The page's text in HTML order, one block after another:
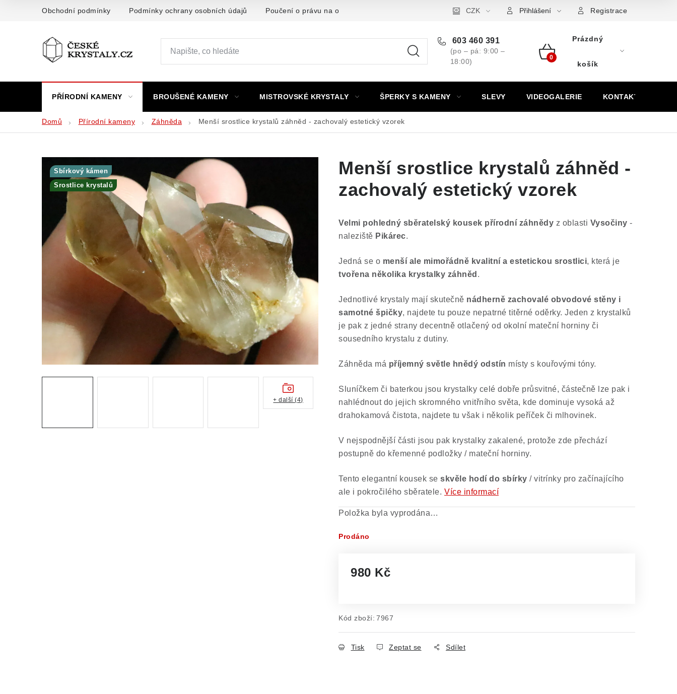
Obchodní podmínky Podmínky ochrany osobních údajů Poučení o právu na odstoupení od smlouvy Puncovní značky Výkup minerálů a drahých kamenů
CZK Přihlášení Registrace
603 460 391
(po – pá: 9:00 –
18:00)
Nákupní
Prázdný
košík
PŘÍRODNÍ KAMENY BROUŠENÉ KAMENY MISTROVSKÉ KRYSTALY ŠPERKY S KAMENY SLEVY VIDEOGALERIE KONTAKT
Domů Přírodní kameny Záhněda Menší srostlice krystalů záhněd - zachovalý estetický vzorek
Menší srostlice krystalů záhněd -
zachovalý estetický vzorek
Velmi pohledný sběratelský kousek přírodní záhnědy z oblasti Vysočiny -
naleziště Pikárec.
Jedná se o menší ale mimořádně kvalitní a estetickou srostlici, která je
tvořena několika krystalky záhněd .
Jednotlivé krystaly mají skutečně nádherně zachovalé obvodové stěny i
samotné špičky, najdete tu pouze nepatrné titěrné oděrky. Jeden z krystalků
je pak z jedné strany decentně otlačený od okolní mateční horniny či
sousedního krystalu z dutiny.
Záhněda má příjemný světle hnědý odstín místy s kouřovými tóny.
Sluníčkem či baterkou jsou krystalky celé dobře průsvitné, částečně lze pak i
nahlédnout do jejich skromného vnitřního světa, kde dominuje vysoká až
drahokamová čistota, najdete tu však i několik peříček či mlhovinek.
V nejspodnější části jsou pak krystalky zakalené, protože zde přechází
postupně do křemenné podložky / mateční horniny.
Tento elegantní kousek se skvěle hodí do sbírky / vitrínky pro začínajícího
ale i pokročilého sběratele. Více informací
Položka byla vyprodána…
Prodáno
980 Kč
Kód zboží: 7967
Tisk Zeptat se Sdílet
Sbírkový kámen
Srostlice krystalů
+ další (4)